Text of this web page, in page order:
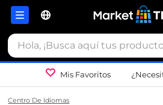
Hola, ¡Busca aquí tus productos
Mis Favoritos
Centro De Idiomas